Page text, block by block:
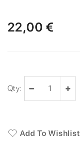
22,00 €
Qty:
Add To Wishlist